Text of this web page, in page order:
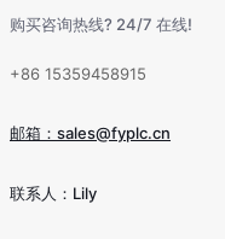
购买咨询热线? 24/7 在线!
+86 15359458915
邮箱：sales@fyplc.cn
联系人：Lily